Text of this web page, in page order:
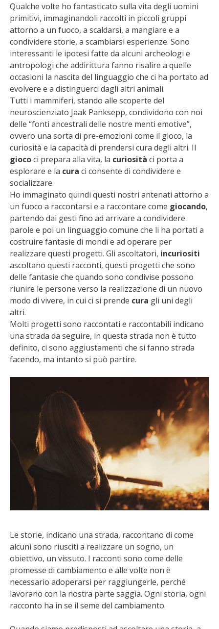
Qualche volte ho fantasticato sulla vita degli uomini
primitivi, immaginandoli raccolti in piccoli gruppi
attorno a un fuoco, a scaldarsi, a mangiare e a
condividere storie, a scambiarsi esperienze. Sono
interessanti le ipotesi fatte da alcuni archeologi e
antropologi che addirittura fanno risalire a quelle
occasioni la nascita del linguaggio che ci ha portato ad
evolvere e a distinguerci dagli altri animali.
Tutti i mammiferi, stando alle scoperte del
neuroscienziato Jaak Panksepp, condividono con noi
delle “fonti ancestrali delle nostre menti emotive”,
ovvero una sorta di pre-emozioni come il gioco, la
curiosità e la capacità di prendersi cura degli altri. Il
giococi prepara alla vita, la curiosità ci porta a
esplorare e la cura ci consente di condividere e
socializzare.
Ho immaginato quindi questi nostri antenati attorno a
un fuoco a raccontarsi e a raccontare come giocando,
partendo dai gesti fino ad arrivare a condividere
parole e poi un linguaggio comune che li ha portati a
costruire fantasie di mondi e ad operare per
realizzare questi progetti. Gli ascoltatori, incuriositi
ascoltano questi racconti, questi progetti che sono
delle fantasie che quando sono condivise possono
riunire le persone verso la realizzazione di un nuovo
modo di vivere, in cui ci si prende cura gli uni degli
altri.
Molti progetti sono raccontati e raccontabili indicano
una strada da seguire, in questa strada non è tutto
definito, ci sono aggiustamenti che si fanno strada
facendo, ma intanto si può partire.
Le storie, indicano una strada, raccontano di come
alcuni sono riusciti a realizzare un sogno, un
obiettivo, un vissuto. I racconti sono come delle
promesse di cambiamento e alle volte non è
necessario adoperarsi per raggiungerle, perché
lavorano con la nostra parte saggia. Ogni storia, ogni
racconto ha in se il seme del cambiamento.